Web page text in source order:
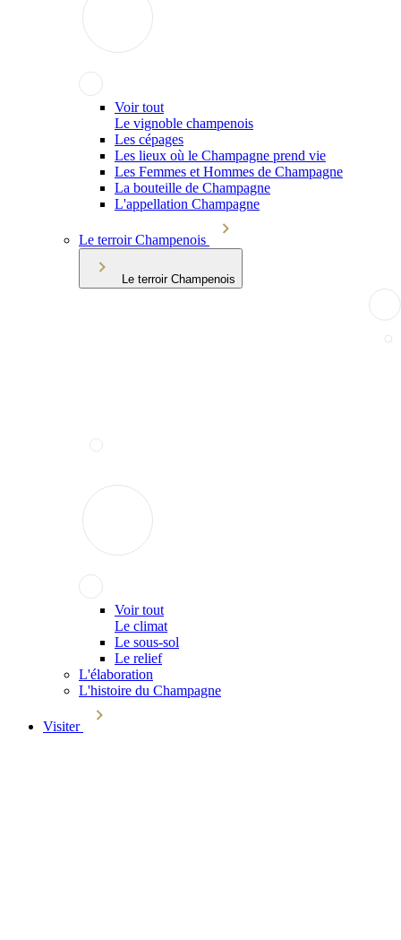
Voir tout
Le vignoble champenois
Les cépages
Les lieux où le Champagne prend vie
Les Femmes et Hommes de Champagne
La bouteille de Champagne
L'appellation Champagne
Le terroir Champenois
Le terroir Champenois
Voir tout
Le climat
Le sous-sol
Le relief
L'élaboration
L'histoire du Champagne
Visiter